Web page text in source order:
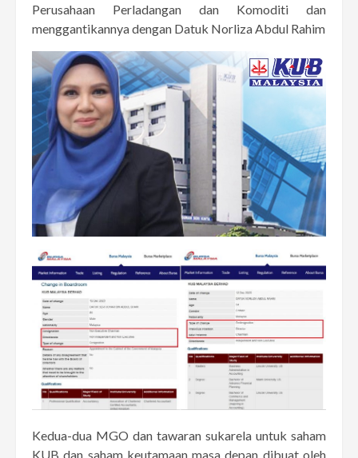
Perusahaan Perladangan dan Komoditi dan
menggantikannya dengan Datuk Norliza Abdul Rahim
Kedua-dua MGO dan tawaran sukarela untuk saham
KUB dan saham keutamaan masa depan dibuat oleh